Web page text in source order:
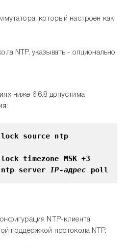
который настроен как
NTP, указывать - опционально
ниже 6.6.8 допустима
source ntp
timezone MSK +3
serverIP-адрес poll
NTP-клиента
поддержкой протокола NTP.